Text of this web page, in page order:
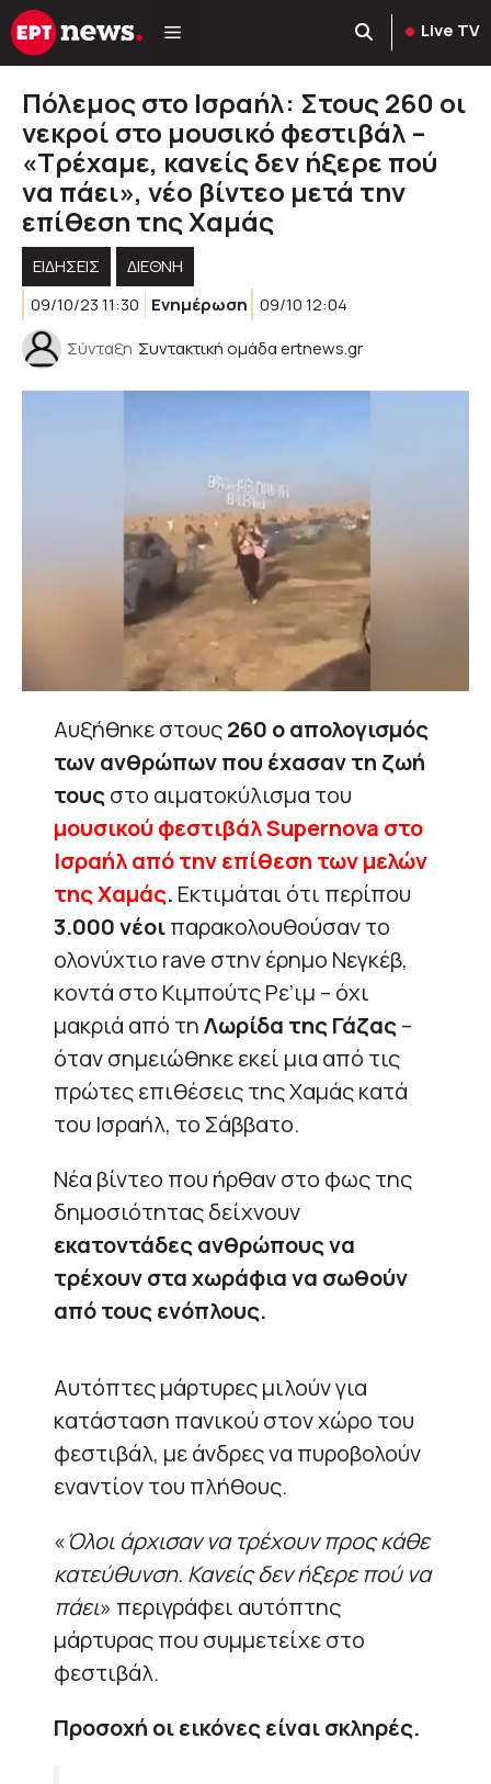
Μετάβαση
σε
Live TV
Πόλεμος στο Ισραήλ: Στους 260 οι
νεκροί στο μουσικό φεστιβάλ –
«Τρέχαμε, κανείς δεν ήξερε πού
να πάει», νέο βίντεο μετά την
επίθεση της Χαμάς
ΕΙΔΗΣΕΙΣ
ΔΙΕΘΝΗ
09/10/23 11:30
Ενημέρωση 09/10 12:04
Σύνταξη Συντακτική ομάδα ertnews.gr
Αυξήθηκε στους260 ο απολογισμός
των ανθρώπων που έχασαν τη ζωή
τουςστο αιματοκύλισμα του
μουσικού φεστιβάλ Supernova στο
Ισραήλ από την επίθεση των μελών
της Χαμάς. Εκτιμάται ότι περίπου
3.000 νέοιπαρακολουθούσαν το
ολονύχτιο rave στην έρημο Νεγκέβ,
κοντά στο Κιμπούτς Ρε’ιμ – όχι
μακριά από τηΛωρίδα της Γάζας–
όταν σημειώθηκε εκεί μια από τις
πρώτες επιθέσεις της Χαμάς κατά
του Ισραήλ, το Σάββατο.
Νέα βίντεο που ήρθαν στο φως της
δημοσιότητας δείχνουν
εκατοντάδες ανθρώπους να
τρέχουν στα χωράφια να σωθούν
από τους ενόπλους.
Αυτόπτες μάρτυρες μιλούν για
κατάσταση πανικού στον χώρο του
φεστιβάλ, με άνδρες να πυροβολούν
εναντίον του πλήθους.
«Όλοι άρχισαν να τρέχουν προς κάθε
κατεύθυνση. Κανείς δεν ήξερε πού να
πάει» περιγράφει αυτόπτης
μάρτυρας που συμμετείχε στο
φεστιβάλ.
Προσοχή οι εικόνες είναι σκληρές.